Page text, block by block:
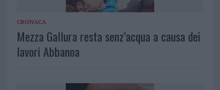
CRONACA
Mezza Gallura resta senz’acqua a causa dei
lavori Abbanoa